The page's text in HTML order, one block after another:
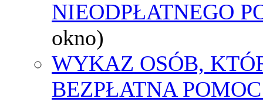
NIEODPŁATNEGO
okno)
WYKAZ OSÓB,
BEZPŁATNA